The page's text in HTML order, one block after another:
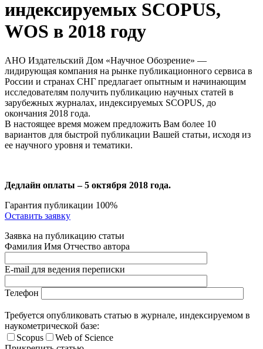
индексируемых SCOPUS,
WOS в 2018 году
АНО Издательский Дом «Научное Обозрение» —
лидирующая компания на рынке публикационного сервиса в
России и странах СНГ предлагает опытным и начинающим
исследователям получить публикацию научных статей в
зарубежных журналах, индексируемых SCOPUS, до
окончания 2018 года.
В настоящее время можем предложить Вам более 10
вариантов для быстрой публикации Вашей статьи, исходя из
ее научного уровня и тематики.
Дедлайн оплаты – 5 октября 2018 года.
Гарантия публикации 100%
Оставить заявку
Заявка на публикацию статьи
Фамилия Имя Отчество автора
E-mail для ведения переписки
Телефон
Требуется опубликовать статью в журнале, индексируемом в
наукометрической базе:
Scopus
Web of Science